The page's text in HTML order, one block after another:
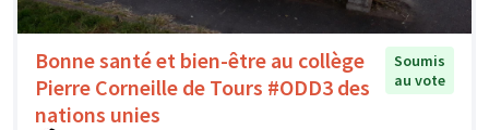
Bonne santé et bien-être au collège
Pierre Corneille de Tours #ODD3 des
nations unies
Soumis
au vote